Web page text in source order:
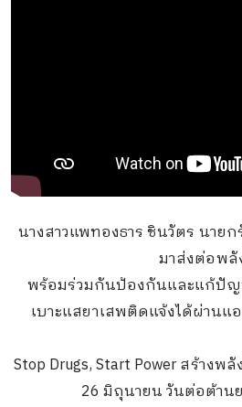
นางสาวแพทองธาร ชินวัตร นา
มาส่งต่อพลั
พร้อมร่วมกันป้องกันและแก้ปั
เบาะแสยาเสพติดแจ้งได้ผ่านแ
Stop Drugs, Start Power สร้าง
26 มิถุนายน วันต่อต้าน